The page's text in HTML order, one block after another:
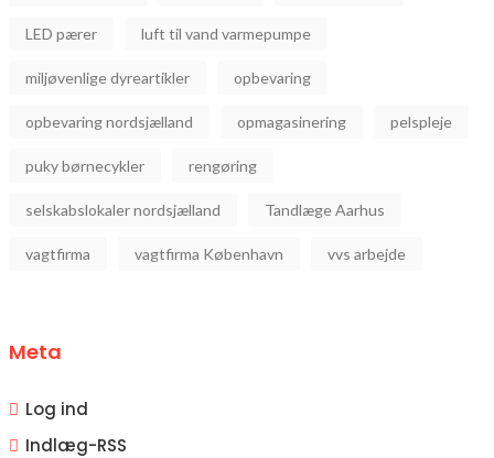
LED pærer luft til vand varmepumpe
miljøvenlige dyreartikler opbevaring
opbevaring nordsjælland opmagasinering pelspleje
puky børnecykler rengøring
selskabslokaler nordsjælland Tandlæge Aarhus
vagtfirma vagtfirma København vvs arbejde
Meta
Log ind
Indlæg-RSS